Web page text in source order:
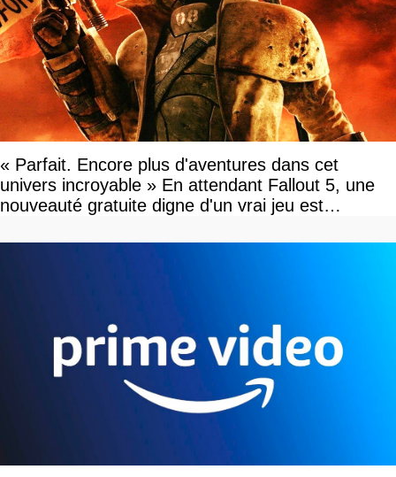
« Parfait. Encore plus d'aventures dans cet
univers incroyable » En attendant Fallout 5, une
nouveauté gratuite digne d'un vrai jeu est